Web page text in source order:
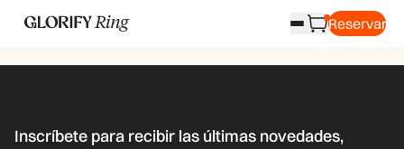
Reservar
Inscríbete para recibir las últimas novedades,